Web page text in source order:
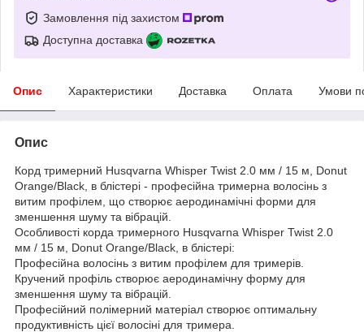
Замовлення під захистом
Доступна доставка
Опис Характеристики Доставка Оплата Умови
Опис
Корд тримерний Husqvarna Whisper Twist 2.0 мм / 15 м, Donut
Orange/Black, в блістері - професійна тримерна волосінь з
витим профілем, що створює аеродинамічні форми для
зменшення шуму та вібрацій.
Особливості корда тримерного Husqvarna Whisper Twist 2.0
мм / 15 м, Donut Orange/Black, в блістері:
Професійна волосінь з витим профілем для тримерів.
Кручений профіль створює аеродинамічну форму для
зменшення шуму та вібрацій.
Професійний полімерний матеріал створює оптимальну
продуктивність цієї волосіні для тримера.